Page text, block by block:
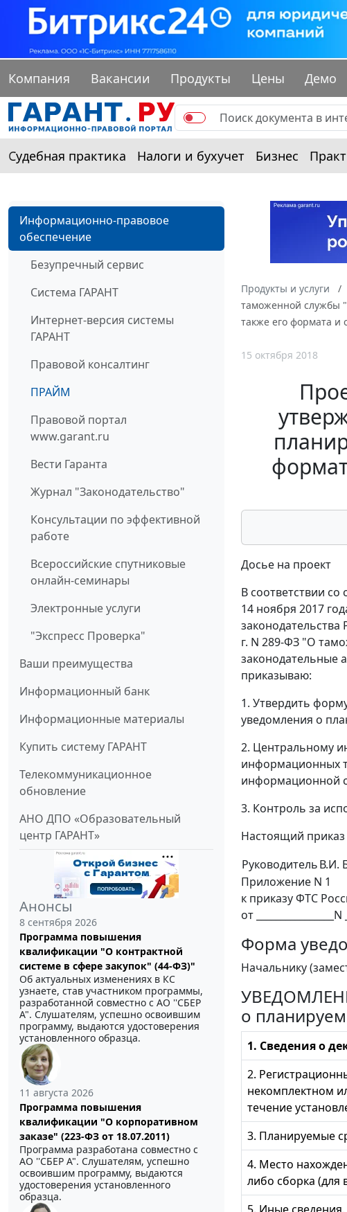
Компания Вакансии Продукты Цены Демо
Судебная практика Налоги и бухучет Бизнес
Информационно-правовое
обеспечение
Безупречный сервис
Система ГАРАНТ
Интернет-версия системы
ГАРАНТ
Правовой консалтинг
ПРАЙМ
Правовой портал
www.garant.ru
Вести Гаранта
Журнал "Законодательство"
Консультации по эффективной
работе
Всероссийские спутниковые
онлайн-семинары
Электронные услуги
"Экспресс Проверка"
Ваши преимущества
Информационный банк
Информационные материалы
Купить систему ГАРАНТ
Телекоммуникационное
обновление
АНО ДПО «Образовательный
центр ГАРАНТ»
Анонсы
8 сентября 2026
Программа повышения
квалификации "О контрактной
системе в сфере закупок" (44-ФЗ)"
Об актуальных изменениях в КС
узнаете, став участником программы,
разработанной совместно с АО ''СБЕР
А". Слушателям, успешно освоившим
программу, выдаются удостоверения
установленного образца.
11 августа 2026
Программа повышения
квалификации "О корпоративном
заказе" (223-ФЗ от 18.07.2011)
Программа разработана совместно с
АО ''СБЕР А". Слушателям, успешно
освоившим программу, выдаются
удостоверения установленного
образца.
Продукты и услуги
таможенной службы
также его формата и
15 октября 2018
Досье на проект
В соответствии
14 ноября 2017
законодательства
г. N 289-ФЗ "О
законодательные
приказываю:
1. Утвердить
уведомления о
2. Центральному
информационных
информационной
3. Контроль за
Настоящий приказ
РуководительВ.И.
Приложение N 1
к приказу ФТС
от ________________N
Форма
Начальнику
о
1. Сведения о
2.
некомплектном
течение
3. Планируемые
4. Место
либо сборка (для